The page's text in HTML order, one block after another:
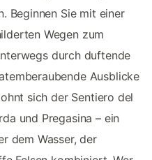
Beginnen Sie mit einer
Wegen zum
durch duftende
Ausblicke
sich der Sentiero del
und Pregasina – ein
dem Wasser, der